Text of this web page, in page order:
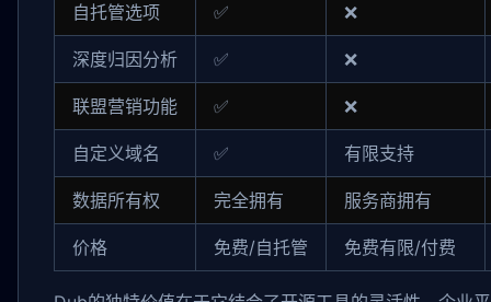
自托管选项 ✅ ❌
深度归因分析 ✅ ❌
联盟营销功能 ✅ ❌
自定义域名 ✅ 有限支持
数据所有权 完全拥有 服务商拥有
价格 免费/自托管 免费有限/付费